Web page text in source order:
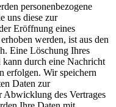
personenbezogene
uns diese zur
Eröffnung eines
werden, ist aus den
Eine Löschung Ihres
durch eine Nachricht
erfolgen. Wir speichern
Daten zur
des Vertrages